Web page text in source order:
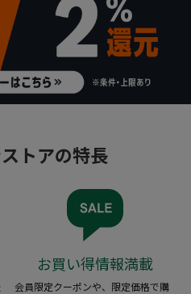
トアの特長
お買い得情報満載
会員限定クーポンや、限定価格で購